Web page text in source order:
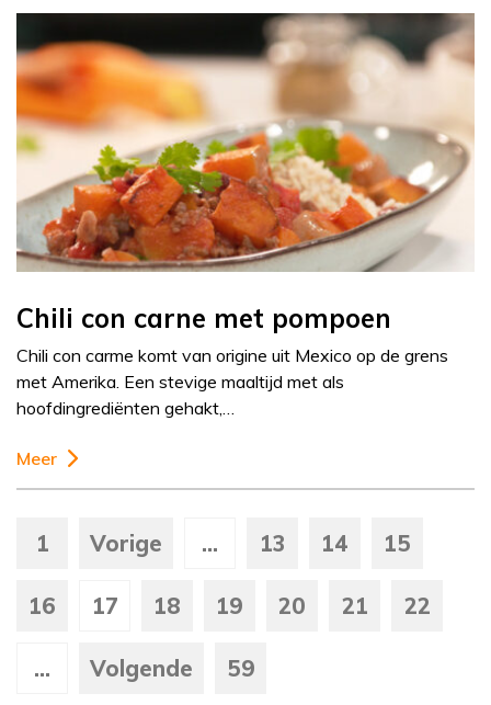
Chili con carne met pompoen
Chili con carme komt van origine uit Mexico op de grens
met Amerika. Een stevige maaltijd met als
hoofdingrediënten gehakt,…
Meer
1 Vorige ... 13 14 15
16 17 18 19 20 21 22
... Volgende 59